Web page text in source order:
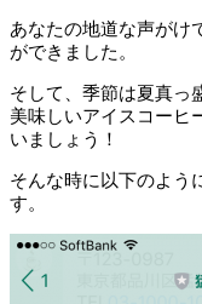
あなたの地道な声がけ
ができました。
そして、季節は夏真っ
美味しいアイスコーヒ
いましょう！
そんな時に以下のよう
す。